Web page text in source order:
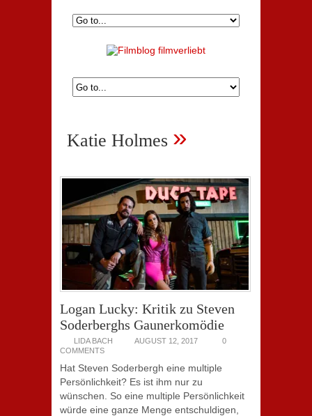
Katie Holmes »
Logan Lucky: Kritik zu Steven
Soderberghs Gaunerkomödie
LIDA BACH AUGUST 12, 2017
0
COMMENTS
Hat Steven Soderbergh eine multiple
Persönlichkeit? Es ist ihm nur zu
wünschen. So eine multiple Persönlichkeit
würde eine ganze Menge entschuldigen,